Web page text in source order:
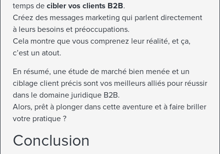
temps de cibler vos clients B2B.
Créez des messages marketing qui parlent directement
à leurs besoins et préoccupations.
Cela montre que vous comprenez leur réalité, et ça,
c’est un atout.
En résumé, une étude de marché bien menée et un
ciblage client précis sont vos meilleurs alliés pour réussir
dans le domaine juridique B2B.
Alors, prêt à plonger dans cette aventure et à faire briller
votre pratique ?
Conclusion